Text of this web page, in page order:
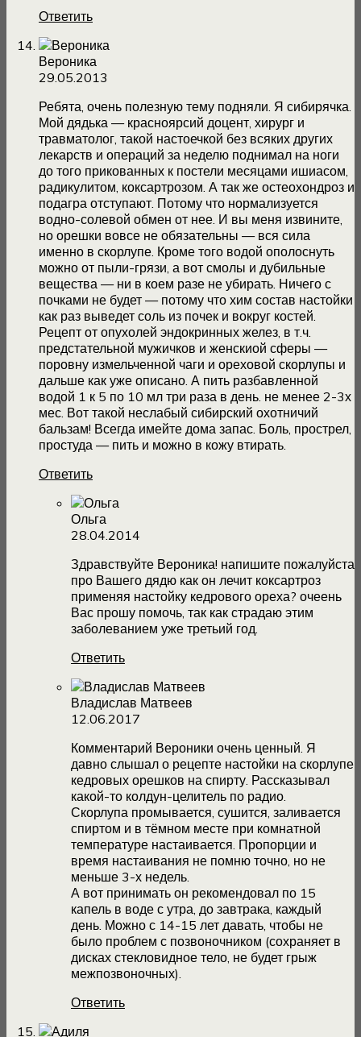
Ответить
Вероника
29.05.2013
Ребята, очень полезную тему подняли. Я сибирячка.
Мой дядька — красноярсий доцент, хирург и
травматолог, такой настоечкой без всяких других
лекарств и операций за неделю поднимал на ноги
до того прикованных к постели месяцами ишиасом,
радикулитом, коксартрозом. А так же остеохондроз и
подагра отступают. Потому что нормализуется
водно-солевой обмен от нее. И вы меня извините,
но орешки вовсе не обязательны — вся сила
именно в скорлупе. Кроме того водой ополоснуть
можно от пыли-грязи, а вот смолы и дубильные
вещества — ни в коем разе не убирать. Ничего с
почками не будет — потому что хим состав настойки
как раз выведет соль из почек и вокруг костей.
Рецепт от опухолей эндокринных желез, в т.ч.
предстательной мужичков и женскиой сферы —
поровну измельченной чаги и ореховой скорлупы и
дальше как уже описано. А пить разбавленной
водой 1 к 5 по 10 мл три раза в день. не менее 2-3х
мес. Вот такой неслабый сибирский охотничий
бальзам! Всегда имейте дома запас. Боль, прострел,
простуда — пить и можно в кожу втирать.
Ответить
Ольга
28.04.2014
Здравствуйте Вероника! напишите пожалуйста
про Вашего дядю как он лечит коксартроз
применяя настойку кедрового ореха? очеень
Вас прошу помочь, так как страдаю этим
заболеванием уже третьий год.
Ответить
Владислав Матвеев
12.06.2017
Комментарий Вероники очень ценный. Я
давно слышал о рецепте настойки на скорлупе
кедровых орешков на спирту. Рассказывал
какой-то колдун-целитель по радио.
Скорлупа промывается, сушится, заливается
спиртом и в тёмном месте при комнатной
температуре настаивается. Пропорции и
время настаивания не помню точно, но не
меньше 3-х недель.
А вот принимать он рекомендовал по 15
капель в воде с утра, до завтрака, каждый
день. Можно с 14-15 лет давать, чтобы не
было проблем с позвоночником (сохраняет в
дисках стекловидное тело, не будет грыж
межпозвоночных).
Ответить